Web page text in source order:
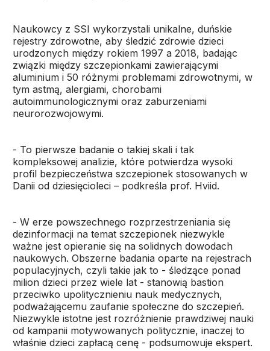
Naukowcy z SSI wykorzystali unikalne, duńskie
rejestry zdrowotne, aby śledzić zdrowie dzieci
urodzonych między rokiem 1997 a 2018, badając
związki między szczepionkami zawierającymi
aluminium i 50 różnymi problemami zdrowotnymi, w
tym astmą, alergiami, chorobami
autoimmunologicznymi oraz zaburzeniami
neurorozwojowymi.
- To pierwsze badanie o takiej skali i tak
kompleksowej analizie, które potwierdza wysoki
profil bezpieczeństwa szczepionek stosowanych w
Danii od dziesięcioleci – podkreśla prof. Hviid.
- W erze powszechnego rozprzestrzeniania się
dezinformacji na temat szczepionek niezwykle
ważne jest opieranie się na solidnych dowodach
naukowych. Obszerne badania oparte na rejestrach
populacyjnych, czyli takie jak to - śledzące ponad
milion dzieci przez wiele lat - stanowią bastion
przeciwko upolitycznieniu nauk medycznych,
podważającemu zaufanie społeczne do szczepień.
Niezwykle istotne jest rozróżnienie prawdziwej nauki
od kampanii motywowanych politycznie, inaczej to
właśnie dzieci zapłacą cenę - podsumowuje ekspert.